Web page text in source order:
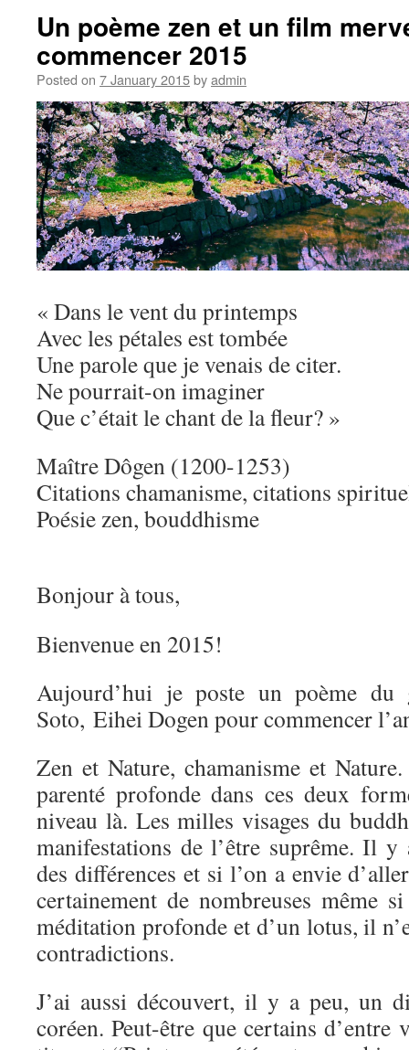
Un poème zen et un film
commencer 2015
Posted on 7 January 2015byadmin
« Dans le vent du printemps
Avec les pétales est tombée
Une parole que je venais de citer.
Ne pourrait-on imaginer
Que c’était le chant de la fleur? »
Maître Dôgen (1200-1253)
Citations chamanisme, citations
Poésie zen, bouddhisme
Bonjour à tous,
Bienvenue en 2015!
Aujourd’hui je poste un poème
Soto, Eihei Dogen pour commencer
Zen et Nature, chamanisme et
parenté profonde dans ces deux
niveau là. Les milles visages du
manifestations de l’être suprême. Il y
des différences et si l’on a envie
certainement de nombreuses même
méditation profonde et d’un lotus, il
contradictions.
J’ai aussi découvert, il y a peu, un
coréen. Peut-être que certains d’entre